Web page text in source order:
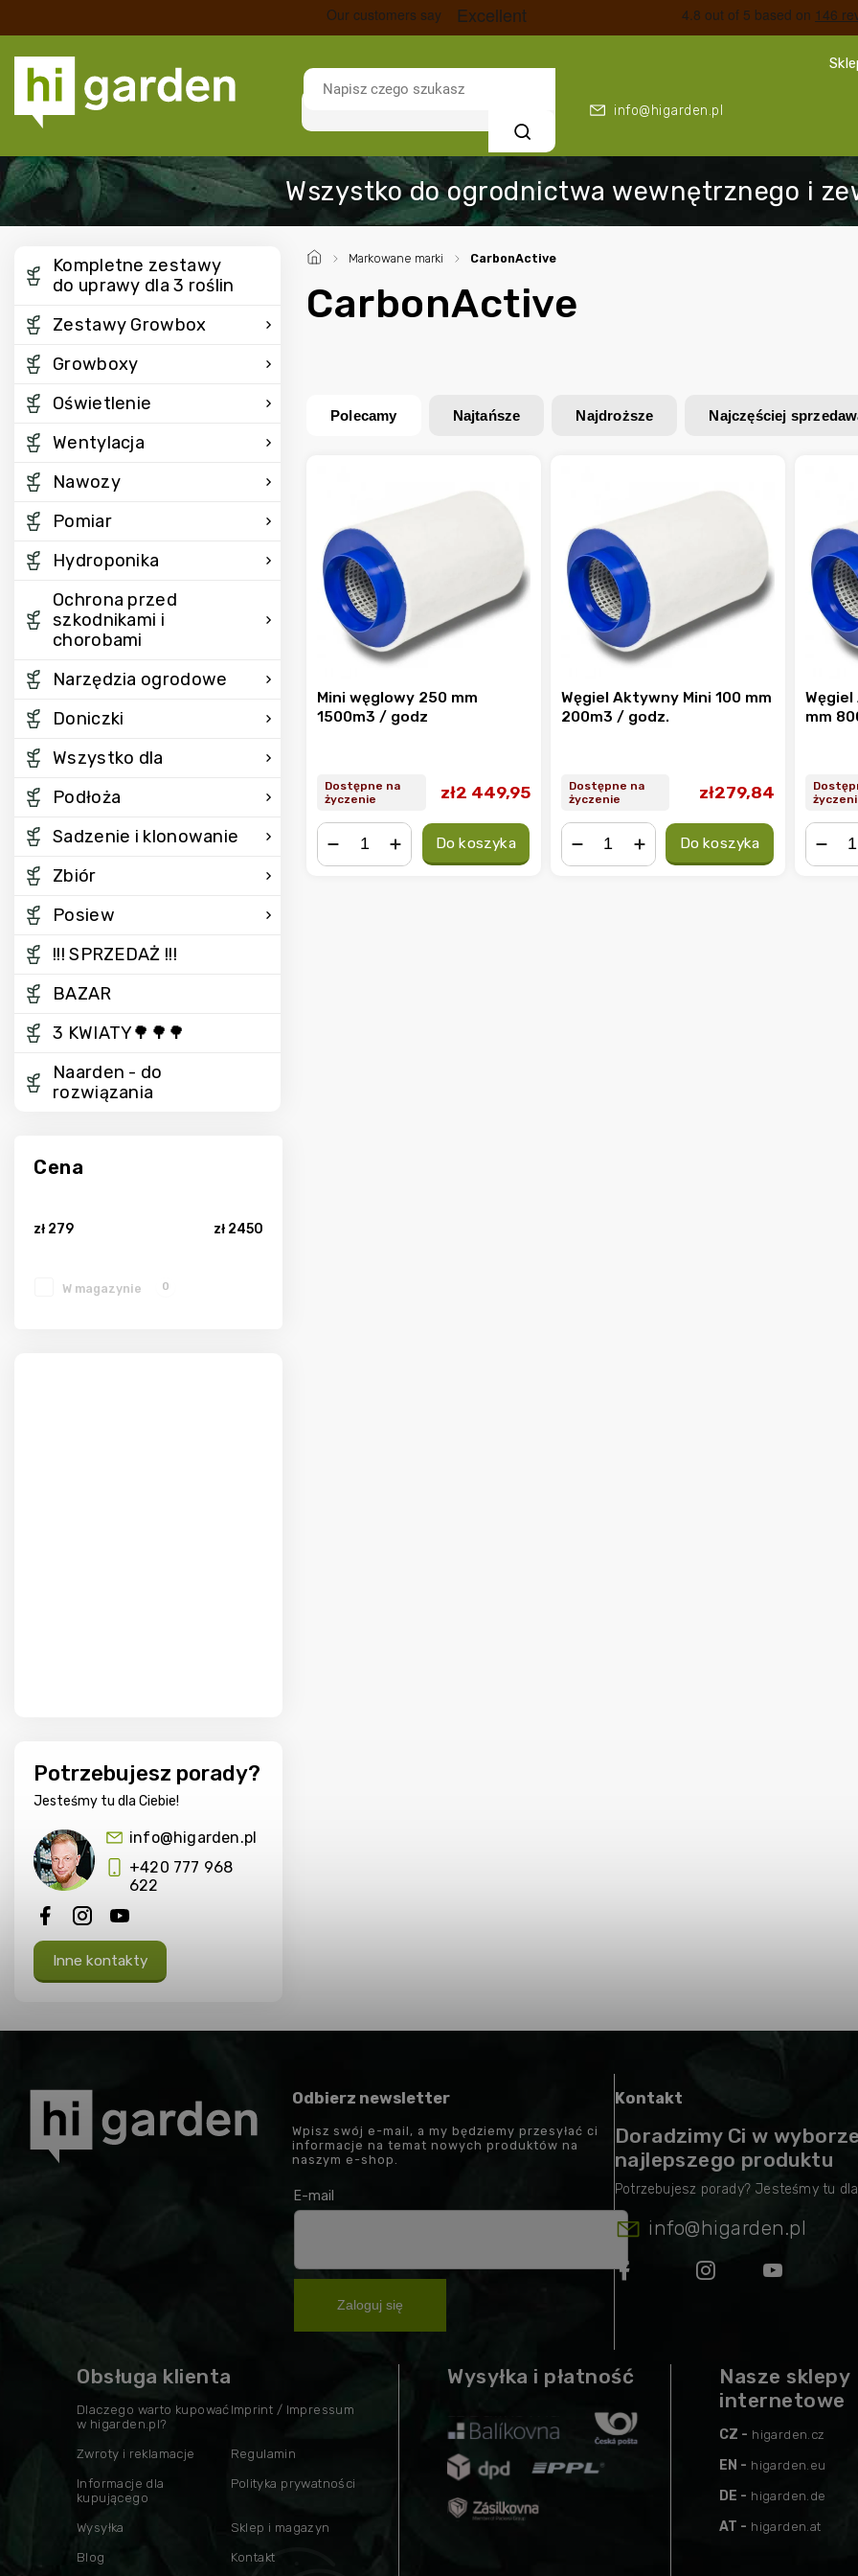
info@higarden.pl
Szukaj
/ Markowane marki / CarbonActive
Kompletne zestawy
do uprawy dla 3 roślin
Zestawy Growbox
Growboxy
Oświetlenie
Wentylacja
Nawozy
Pomiar
Hydroponika
Ochrona przed
szkodnikami i
chorobami
Narzędzia ogrodowe
Doniczki
Wszystko dla
Podłoża
Sadzenie i klonowanie
Zbiór
Posiew
!!! SPRZEDAŻ !!!
BAZAR
3 KWIATY🌳🌳🌳
Naarden - do
rozwiązania
Cena
zł 279 zł 2450
W magazynie 0
Potrzebujesz porady?
Jesteśmy tu dla Ciebie!
info@higarden.pl
+420 777 968
622
Inne kontakty
CarbonActive
Polecamy Najtańsze Najdroższe Najczęściej
Mini węglowy 250 mm
1500m3 / godz
Dostępne na
życzenie
zł2 449,95
Do koszyka
Węgiel Aktywny Mini 100 mm
200m3 / godz.
Dostępne na
życzenie
zł279,84
Do koszyka
mm
Odbierz newsletter
Wpisz swój e-mail, a my będziemy przesyłać ci
informacje na temat nowych produktów na
naszym e-shop.
E-mail
Zaloguj się
Kontakt
Doradzimy Ci w
najlepszego produktu
info@higarden.pl
Obsługa klienta
Dlaczego warto kupować
w higarden.pl?
Imprint / Impressum
Zwroty i reklamacje Regulamin
Informacje dla
kupującego
Polityka prywatności
Wysyłka Sklep i magazyn
Blog Kontakt
Wysyłka i płatność
Nasze sklepy
internetowe
CZ - higarden.cz
EN - higarden.eu
DE - higarden.de
AT - higarden.at